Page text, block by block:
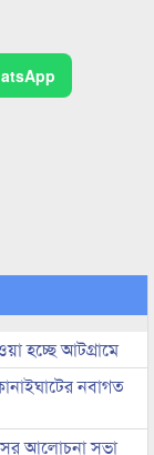
হচ্ছে আটগ্রামে
নবাগত
আলোচনা সভা